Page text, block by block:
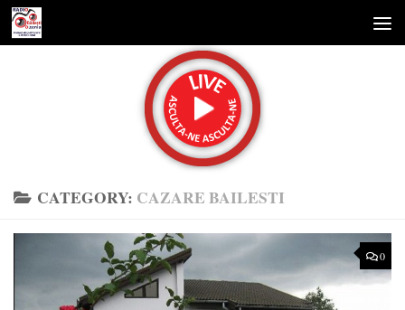
Skip to content
CATEGORY: CAZARE BAILESTI
0